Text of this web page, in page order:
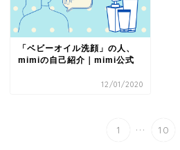
「ベビーオイル洗顔」の人、
mimiの自己紹介｜mimi公式
12/01/2020
1 ... 10